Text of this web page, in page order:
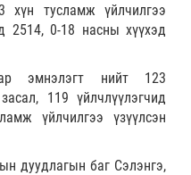
хүн тусламж үйлчилгээ
2514, 0-18 насны хүүхэд
эмнэлэгт нийт 123
119 үйлчлүүлэгчид
үйлчилгээ үзүүлсэн
дуудлагын баг Сэлэнгэ,